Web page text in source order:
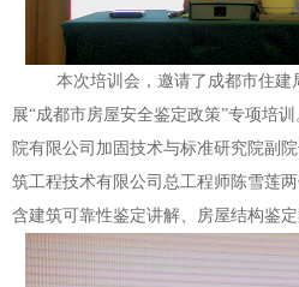
本次培训会，邀请了成都市住
展“成都市房屋安全鉴定政策”专项培
院有限公司加固技术与标准研究院副
筑工程技术有限公司总工程师陈雪莲
含建筑可靠性鉴定讲解、房屋结构鉴定